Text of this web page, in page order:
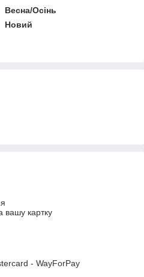
Весна/Осінь
Новий
вашу картку
- WayForPay